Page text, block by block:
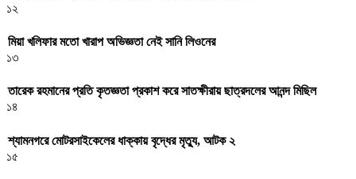
১২
মিয়া খলিফার মতো খারাপ অভিজ্ঞতা নেই সানি লিওনের
১৩
তারেক রহমানের প্রতি কৃতজ্ঞতা প্রকাশ করে সাতক্ষীরায় ছাত্রদলের আনন্দ মিছিল
১৪
শ্যামনগরে মোটরসাইকেলের ধাক্কায় বৃদ্ধের মৃত্যু, আটক ২
১৫